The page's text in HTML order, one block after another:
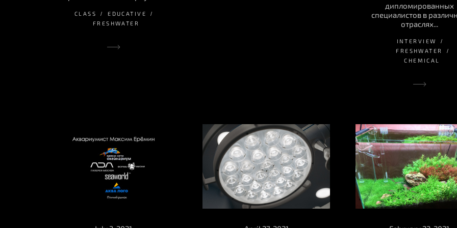
CLASS
EDUCATIVE
FRESHWATER
дипломированных
специалистов в
отраслях...
INTERVIEW
FRESHWATER
CHEMICAL